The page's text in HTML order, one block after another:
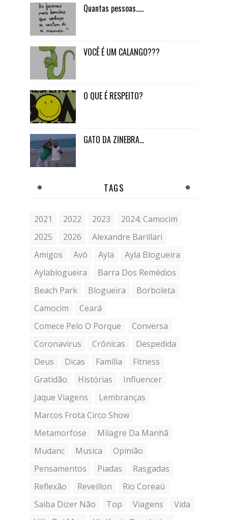
Quantas pessoas.....
VOCÊ É UM CALANGO???
O QUE É RESPEITO?
GATO DA ZINEBRA...
TAGS
2021 2022 2023
2024; Camocim
2025
2026
Alexandre Barillari
Amigos
Avó Ayla
Ayla Blogueira
Aylablogueira
Barra Dos Remédios
Beach Park
Blogueira
Borboleta
Camocim
Ceará
Comece Pelo O Porque
Conversa
Coronavirus
Crônicas
Despedida
Deus
Dicas Família
Fitness
Gratidão
Histórias
Influencer
Jaque Viagens
Lembranças
Marcos Frota Circo Show
Metamorfose
Milagre Da Manhã
Mudanc
Musica
Opinião
Pensamentos
Piadas
Rasgadas
Reflexão
Reveillon
Rio Coreaú
Saiba Dizer Não
Top Viagens
Vida